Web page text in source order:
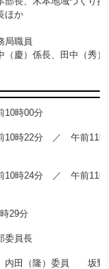
ほか
局職員
）係長、田中（秀）
00分
分 ／ 午前11時
分 ／ 午前11時
分
長
田（隆）委員 坂野